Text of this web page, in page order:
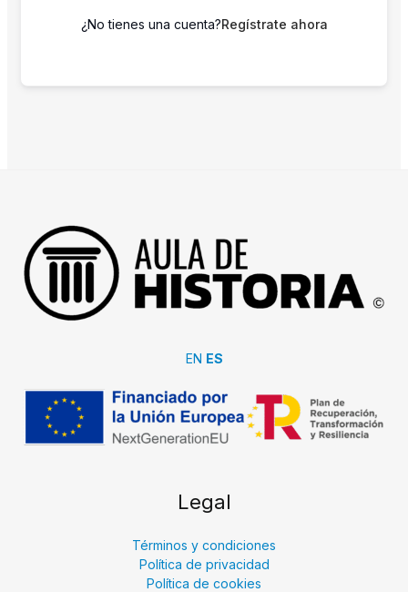
¿No tienes una cuenta?Regístrate ahora
EN ES
Legal
Términos y condiciones
Política de privacidad
Política de cookies